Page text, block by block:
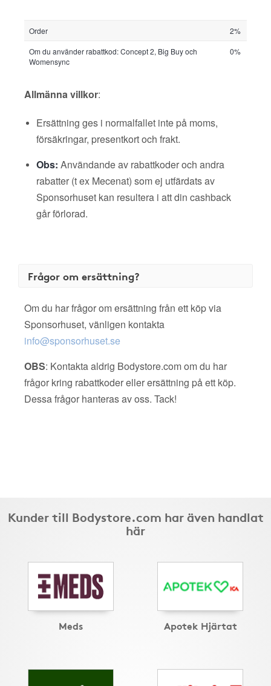
Order
2%
Om du använder rabattkod: Concept 2, Big Buy och
Womensync
0%
Allmänna villkor:
Ersättning ges i normalfallet inte på moms,
försäkringar, presentkort och frakt.
Obs: Användande av rabattkoder och andra
rabatter (t ex Mecenat) som ej utfärdats av
Sponsorhuset kan resultera i att din cashback
går förlorad.
Frågor om ersättning?
Om du har frågor om ersättning från ett köp via
Sponsorhuset, vänligen kontakta
info@sponsorhuset.se
OBS: Kontakta aldrig Bodystore.com om du har
frågor kring rabattkoder eller ersättning på ett köp.
Dessa frågor hanteras av oss. Tack!
Kunder till Bodystore.com har även handlat
här
Meds Apotek Hjärtat